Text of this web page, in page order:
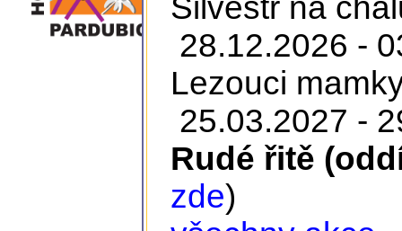
Silvestr na
28.12.2026 -
Lezouci
25.03.2027 -
Rudé řitě
zde)